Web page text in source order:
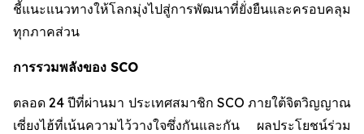
ชี้แนะแนวทางให้โลกมุ่งไปสู่การพัฒนาที่ยั่งยืนและครอบคลุม
ทุกภาคส่วน
การรวมพลังของ SCO
ตลอด 24 ปีที่ผ่านมา ประเทศสมาชิก SCO ภายใต้จิตวิญญาณ
เซี่ยงไฮ้ที่เน้นความไว้วางใจซึ่งกันและกัน ผลประโยชน์ร่วม